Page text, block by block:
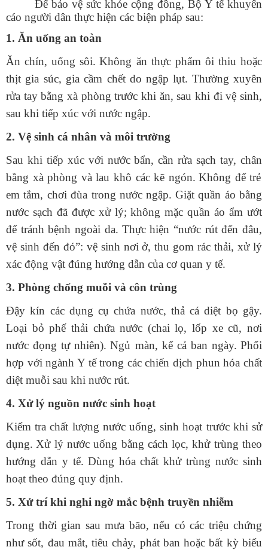
Để bảo vệ sức khỏe cộng đồng, Bộ Y tếkhuyến
cáo người dân thực hiện các biện pháp sau:
1. Ăn uống an toàn
Ăn chín, uống sôi. Không ăn thực phẩm ôi thiu hoặc
thịt gia súc, gia cầm chết do ngập lụt. Thường xuyên
rửa tay bằng xà phòng trước khi ăn, sau khi đi vệ sinh,
sau khi tiếp xúc với nước ngập.
2. Vệ sinh cá nhân và môi trường
Sau khi tiếp xúc với nước bẩn, cần rửa sạch tay, chân
bằng xà phòng và lau khô các kẽ ngón. Không để trẻ
em tắm, chơi đùa trong nước ngập. Giặt quần áo bằng
nước sạch đã được xử lý; không mặc quần áo ẩm ướt
để tránh bệnh ngoài da. Thực hiện “nước rút đến đâu,
vệ sinh đến đó”: vệ sinh nơi ở, thu gom rác thải, xử lý
xác động vật đúng hướng dẫn của cơ quan y tế.
3. Phòng chống muỗi và côn trùng
Đậy kín các dụng cụ chứa nước, thả cá diệt bọ gậy.
Loại bỏ phế thải chứa nước (chai lọ, lốp xe cũ, nơi
nước đọng tự nhiên). Ngủ màn, kể cả ban ngày. Phối
hợp với ngành Y tế trong các chiến dịch phun hóa chất
diệt muỗi sau khi nước rút.
4. Xử lý nguồn nước sinh hoạt
Kiểm tra chất lượng nước uống, sinh hoạt trước khi sử
dụng. Xử lý nước uống bằng cách lọc, khử trùng theo
hướng dẫn y tế. Dùng hóa chất khử trùng nước sinh
hoạt theo đúng quy định.
5. Xử trí khi nghi ngờ mắc bệnh truyền nhiễm
Trong thời gian sau mưa bão, nếu có các triệu chứng
như sốt, đau mắt, tiêu chảy, phát ban hoặc bất kỳ biểu